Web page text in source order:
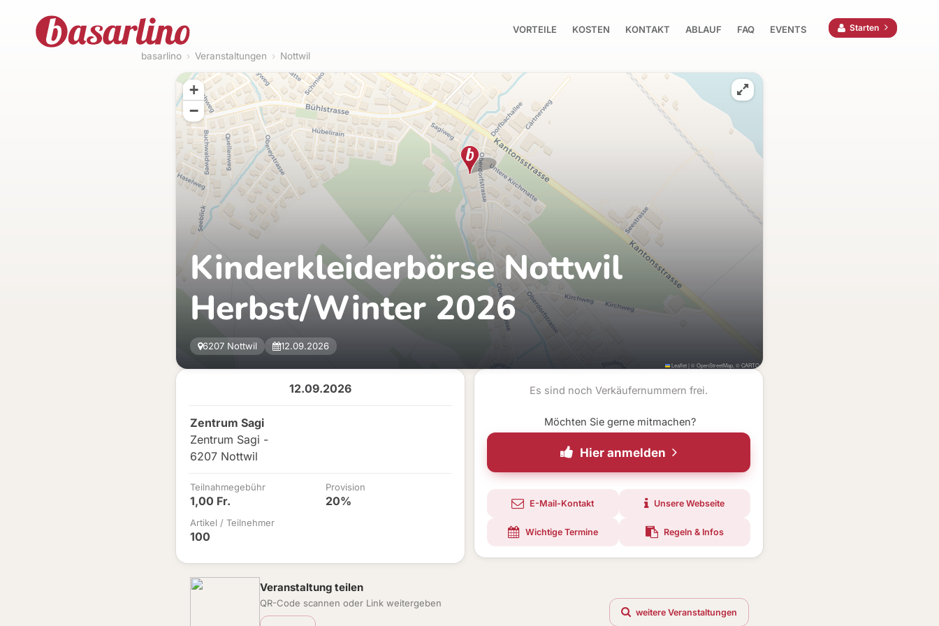
VORTEILE KOSTEN KONTAKT ABLAUF FAQ EVENTS Starten
basarlino › Veranstaltungen › Nottwil
12.09.2026
Zentrum Sagi
Zentrum Sagi -
6207 Nottwil
Teilnahmegebühr
1,00 Fr.
Provision
20%
Artikel / Teilnehmer
100
Es sind noch Verkäufernummern frei.
Möchten Sie gerne mitmachen?
Hier anmelden
E-Mail-Kontakt Unsere Webseite
Wichtige Termine Regeln & Infos
Kinderkleiderbörse Nottwil
Herbst/Winter 2026
6207 Nottwil 12.09.2026
+
−
Leaflet|©OpenStreetMap , ©CARTO
Veranstaltung teilen
QR-Code scannen oder Link weitergeben
weitere Veranstaltungen